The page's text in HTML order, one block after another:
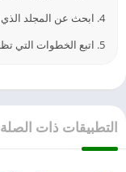
4. ابحث عن المجلد الذي يوجد به ملف ZIP الذي تم تنزيله وحدده.
5. اتبع الخطوات التي تظهر على الشاشة.
التطبيقات ذات الصلة